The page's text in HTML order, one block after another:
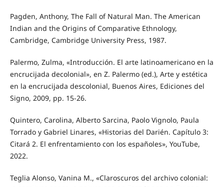
Pagden, Anthony, The Fall of Natural Man. The American
Indian and the Origins of Comparative Ethnology,
Cambridge, Cambridge University Press, 1987.
Palermo, Zulma, «Introducción. El arte latinoamericano en la
encrucijada decolonial», en Z. Palermo (ed.), Arte y estética
en la encrucijada descolonial, Buenos Aires, Ediciones del
Signo, 2009, pp. 15-26.
Quintero, Carolina, Alberto Sarcina, Paolo Vignolo, Paula
Torrado y Gabriel Linares, «Historias del Darién. Capítulo 3:
Citará 2. El enfrentamiento con los españoles», YouTube,
2022.
Teglia Alonso, Vanina M., «Claroscuros del archivo colonial: